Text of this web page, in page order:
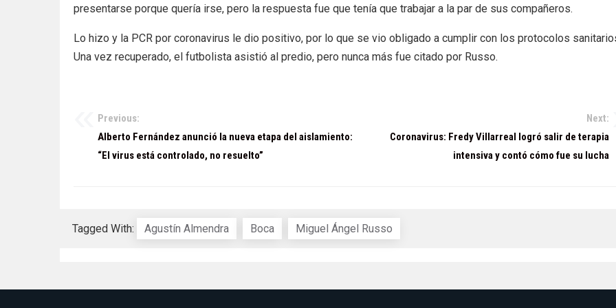
presentarse porque quería irse, pero la respuesta fue que tenía que trabajar a la par de sus compañeros.
Lo hizo y la PCR por coronavirus le dio positivo, por lo que se vio obligado a cumplir con los protocolos
Una vez recuperado, el futbolista asistió al predio, pero nunca más fue citado por Russo.
Navegación
Previous:
Alberto Fernández anunció la nueva etapa del aislamiento:
“El virus está controlado, no resuelto”
Next:
Coronavirus: Fredy Villarreal logró salir de terapia
intensiva y contó cómo fue su lucha
Tagged With: Agustín Almendra Boca Miguel Ángel Russo